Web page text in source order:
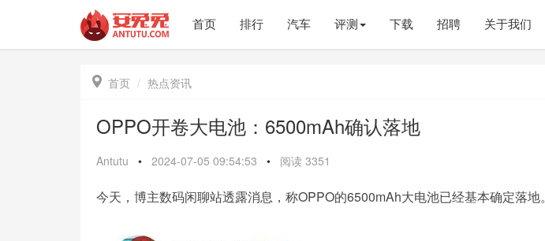
首页 排行 汽车 评测 下载 招聘 关于我们
 首页 热点资讯
OPPO开卷大电池：6500mAh确认落地
Antutu • 2024-07-05 09:54:53 • 阅读 3351
今天，博主数码闲聊站透露消息，称OPPO的6500mAh大电池已经基本确定落地。